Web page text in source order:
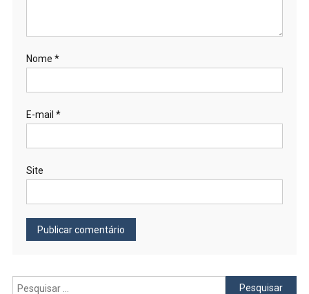
Nome *
E-mail *
Site
Pesquisar